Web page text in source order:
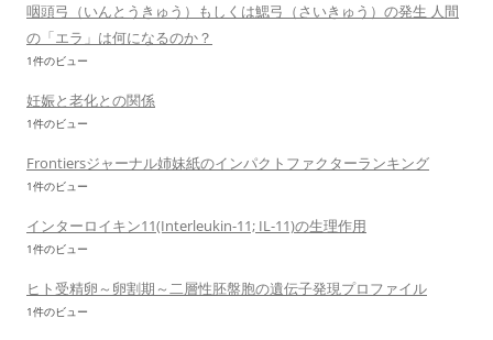
咽頭弓（いんとうきゅう）もしくは鰓弓（さいきゅう）の発生 人間
の「エラ」は何になるのか？
1件のビュー
妊娠と老化との関係
1件のビュー
Frontiersジャーナル姉妹紙のインパクトファクターランキング
1件のビュー
インターロイキン11(Interleukin-11; IL-11)の生理作用
1件のビュー
ヒト受精卵～卵割期～二層性胚盤胞の遺伝子発現プロファイル
1件のビュー